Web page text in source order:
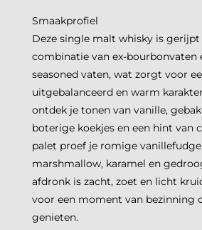
Smaakprofiel
Deze single malt whisky is gerijpt
combinatie van ex-bourbonvaten
seasoned vaten, wat zorgt voor
uitgebalanceerd en warm
ontdek je tonen van vanille,
boterige koekjes en een hint van
palet proef je romige
marshmallow, karamel en
afdronk is zacht, zoet en licht
voor een moment van bezinning
genieten.